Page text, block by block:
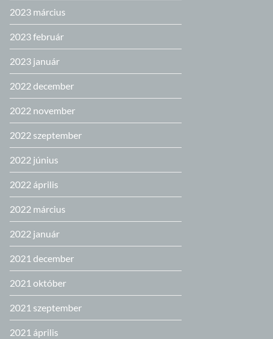
2023 március
2023 február
2023 január
2022 december
2022 november
2022 szeptember
2022 június
2022 április
2022 március
2022 január
2021 december
2021 október
2021 szeptember
2021 április